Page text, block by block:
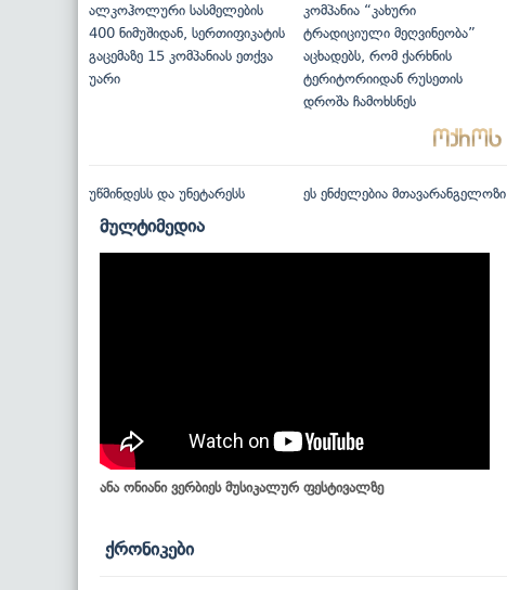
ალკოჰოლური სასმელების
400 ნიმუშიდან, სერთიფიკატის
გაცემაზე 15 კომპანიას ეთქვა
უარი
კომპანია “კახური
ტრადიციული მეღვინეობა”
აცხადებს, რომ ქარხნის
ტერიტორიიდან რუსეთის
დროშა ჩამოხსნეს
უწმინდესს და უნეტარესს ეს ენძელებია მთავარანგელოზი
მულტიმედია
ანა ონიანი ვერბიეს მუსიკალურ ფესტივალზე
ქრონიკები